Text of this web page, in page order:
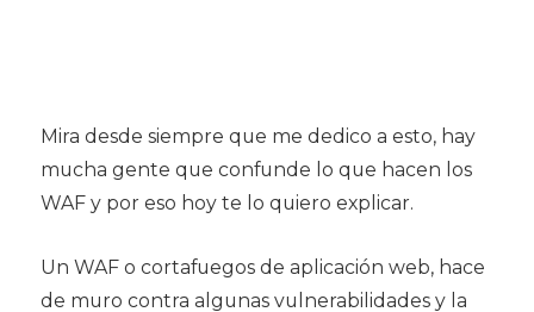
Mira desde siempre que me dedico a esto, hay
mucha gente que confunde lo que hacen los
WAF y por eso hoy te lo quiero explicar.
Un WAF o cortafuegos de aplicación web, hace
de muro contra algunas vulnerabilidades y la